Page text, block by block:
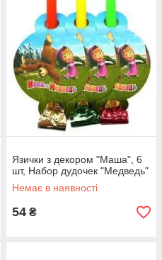
Язички з декором "Маша", 6
шт, Набор дудочек "Медведь"
Немає в наявності
54 ₴